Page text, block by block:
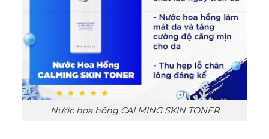
Nước hoa hồng CALMING SKIN TONER